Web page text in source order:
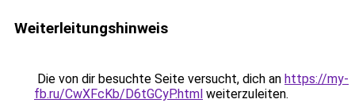
Weiterleitungshinweis
Die von dir besuchte Seite versucht, dich an https://my-
fb.ru/CwXFcKb/D6tGCyP.html weiterzuleiten.